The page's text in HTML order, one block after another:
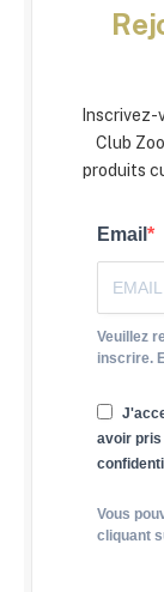
Inscrivez-
Club
produits
Email
Veuillez
inscrire.
avoir pris
Vous
cliquant